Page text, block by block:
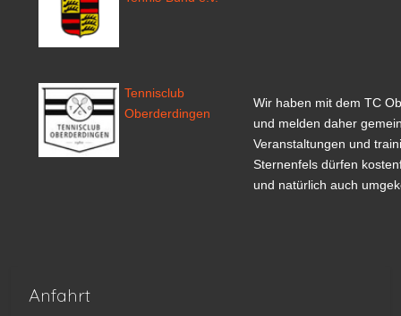
Tennisclub
Oberderdingen
Wir haben mit dem TC
und melden daher
Veranstaltungen und
Sternenfels dürfen
und natürlich auch
Anfahrt